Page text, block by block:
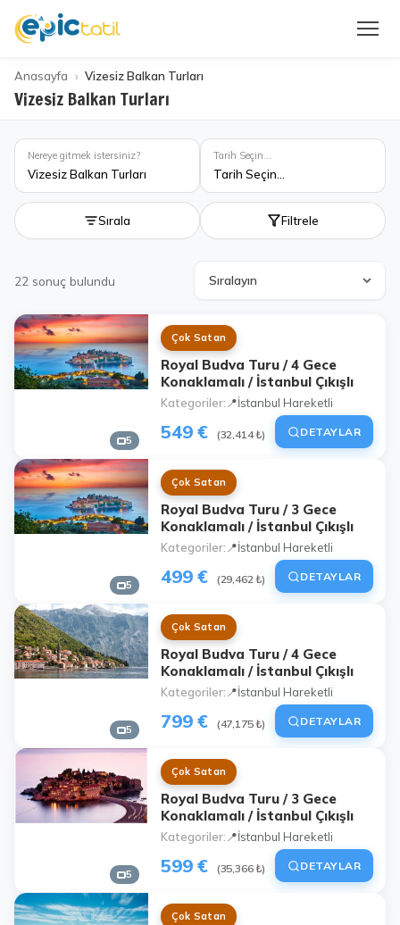
Anasayfa Vizesiz Balkan Turları
Vizesiz Balkan Turları
Nereye gitmek istersiniz?
Vizesiz Balkan Turları
Tarih Seçin...
Tarih Seçin...
Sırala Filtrele
22 sonuç bulundu
5
Çok Satan
Royal Budva Turu / 4 Gece
Konaklamalı / İstanbul Çıkışlı
Kategoriler 📍İstanbul Hareketli
549 € (32,414 ₺) DETAYLAR
5
Çok Satan
Royal Budva Turu / 3 Gece
Konaklamalı / İstanbul Çıkışlı
Kategoriler 📍İstanbul Hareketli
499 € (29,462 ₺) DETAYLAR
5
Çok Satan
Royal Budva Turu / 4 Gece
Konaklamalı / İstanbul Çıkışlı
Kategoriler 📍İstanbul Hareketli
799 € (47,175 ₺) DETAYLAR
5
Çok Satan
Royal Budva Turu / 3 Gece
Konaklamalı / İstanbul Çıkışlı
Kategoriler 📍İstanbul Hareketli
599 € (35,366 ₺) DETAYLAR
Çok Satan